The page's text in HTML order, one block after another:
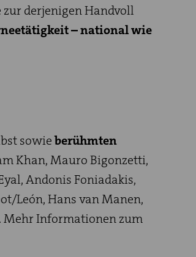
derjenigen Handvoll
– national wie
sowieberühmten
Khan, Mauro Bigonzetti,
Andonis Foniadakis,
León, Hans van Manen,
Mehr Informationen zum